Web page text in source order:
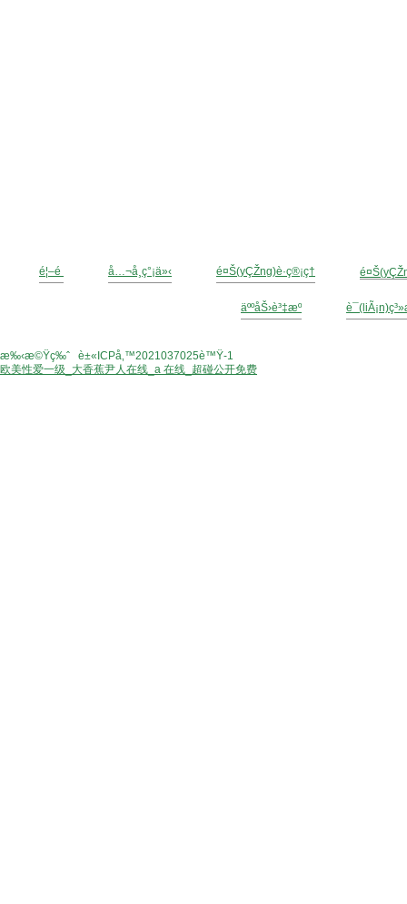
é¦–é  å…¬å¸ç°¡ä»‹ é¤Š(yÇŽng)è­·ç®¡ç†
äººåŠ›è³‡æº
æ‰‹æ©Ÿç‰ˆ
è±«ICPå‚™2021037025è™Ÿ-1
欧美性爱一级_大香蕉尹人在线_a 在线_超碰公开免费